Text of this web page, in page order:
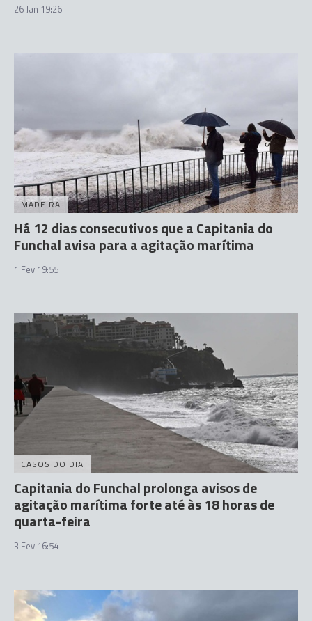
26 Jan 19:26
MADEIRA
Há 12 dias consecutivos que a Capitania do
Funchal avisa para a agitação marítima
1 Fev 19:55
CASOS DO DIA
Capitania do Funchal prolonga avisos de
agitação marítima forte até às 18 horas de
quarta-feira
3 Fev 16:54